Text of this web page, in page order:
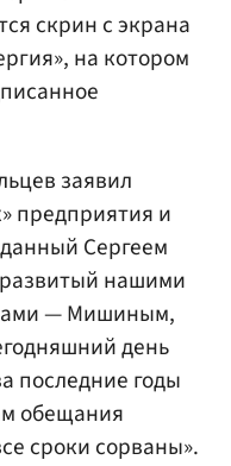
скрин с экрана
на котором
заявил
предприятия и
Сергеем
нашими
— Мишиным,
день
последние годы
обещания
сроки сорваны».